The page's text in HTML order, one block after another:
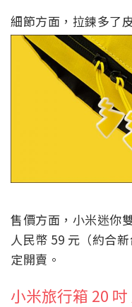
細節方面，拉鍊多了
售價方面，小米迷你
人民幣 59 元（約合
定開賣。
小米旅行箱 20